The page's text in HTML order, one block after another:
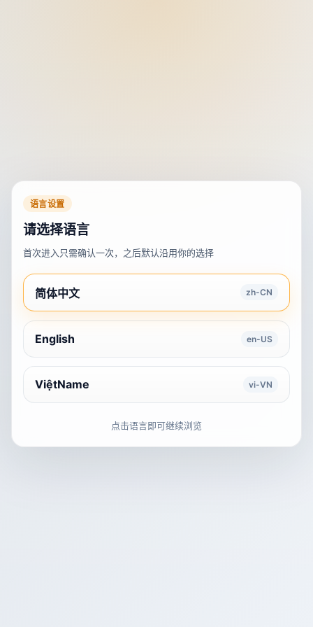
语言设置
请选择语言
首次进入只需确认一次，之后默认沿用你的选择
简体中文 zh-CN
English en-US
ViệtName vi-VN
点击语言即可继续浏览